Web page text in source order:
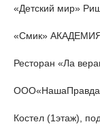
«Детский мир»
«Смик» АКАДЕМИЯ
Ресторан «Ла
Костел (1этаж),